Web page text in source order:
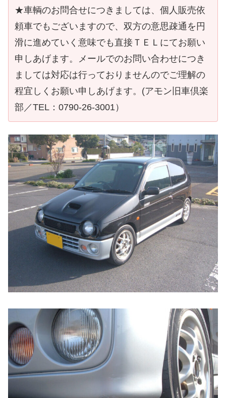
★車輌のお問合せにつきましては、個人販売依
頼車でもございますので、双方の意思疎通を円
滑に進めていく意味でも直接ＴＥＬにてお願い
申しあげます。メールでのお問い合わせにつき
ましては対応は行っておりませんのでご理解の
程宜しくお願い申しあげます。(アモン旧車倶楽
部／TEL： 0790-26-3001）